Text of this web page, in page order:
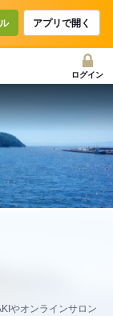
アプリで開く
ログイン
やオンラインサロン